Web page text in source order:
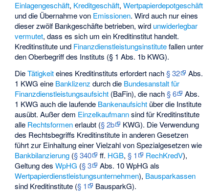
Einlagengeschäft, Kreditgeschäft,Wertpapierdepotgeschäft
und die Übernahme von Emissionen. Wird auch nur eines
dieser zwölf Bankgeschäfte betrieben, wird unwiderlegbar
vermutet, dass es sich um ein Kreditinstitut handelt.
Kreditinstitute und Finanzdienstleistungsinstitutefallen unter
den Oberbegriff des Instituts (§ 1 Abs. 1b KWG).
DieTätigkeiteines Kreditinstituts erfordert nach§ 32
Abs.
1 KWG eine Banklizenz durch die Bundesanstalt für
Finanzdienstleistungsaufsicht (BaFin), die nach§ 6
Abs.
1 KWG auch die laufende Bankenaufsicht über die Institute
ausübt. Außer dem Einzelkaufmannsind für Kreditinstitute
alle Rechtsformenerlaubt (§ 2b
KWG). Die Verwendung
des Rechtsbegriffs Kreditinstitute in anderen Gesetzen
führt zur Einhaltung einer Vielzahl vonSpezialgesetzenwie
Bankbilanzierung (§ 340 ff. HGB,§ 1 RechKredV),
Geltung desWpHG (§ 3
Abs. 10 WpHG als
Wertpapierdienstleistungsunternehmen), Bausparkassen
sind Kreditinstitute (§ 1
BausparkG).